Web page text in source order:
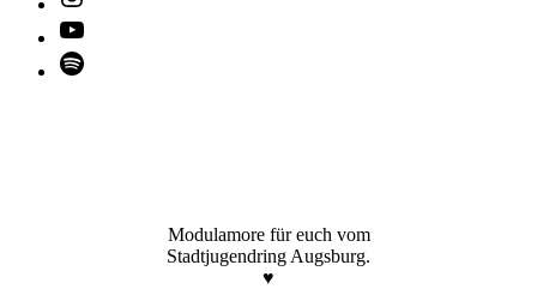
Modulamore für euch vom
Stadtjugendring Augsburg.
♥️